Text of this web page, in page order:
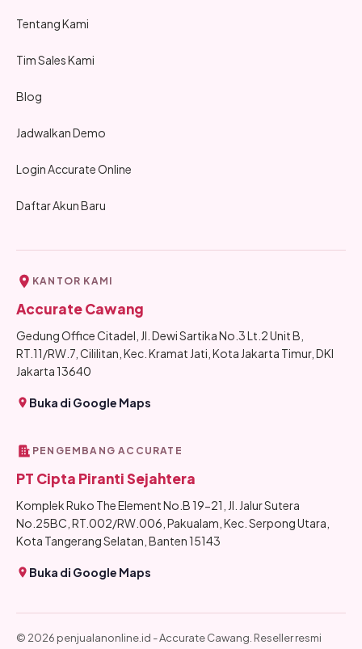
Tentang Kami
Tim Sales Kami
Blog
Jadwalkan Demo
Login Accurate Online
Daftar Akun Baru
KANTOR KAMI
Accurate Cawang
Gedung Office Citadel, Jl. Dewi Sartika No.3 Lt.2 Unit B,
RT.11/RW.7, Cililitan, Kec. Kramat Jati, Kota Jakarta Timur, DKI
Jakarta 13640
Buka di Google Maps
PENGEMBANG ACCURATE
PT Cipta Piranti Sejahtera
Komplek Ruko The Element No.B 19-21, Jl. Jalur Sutera
No.25BC, RT.002/RW.006, Pakualam, Kec. Serpong Utara,
Kota Tangerang Selatan, Banten 15143
Buka di Google Maps
© 2026 penjualanonline.id - Accurate Cawang. Reseller resmi